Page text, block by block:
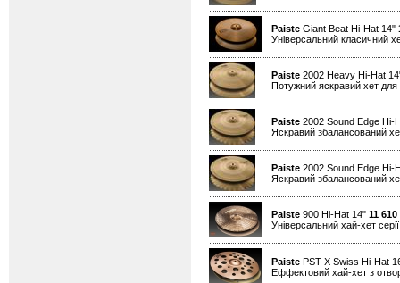
Paiste Giant Beat Hi-Hat 14"
Універсальний класичний
Paiste 2002 Heavy Hi-Hat
Потужний яскравий хет для
Paiste 2002 Sound Edge Hi-
Яскравий збалансований
Paiste 2002 Sound Edge Hi-
Яскравий збалансований
Paiste 900 Hi-Hat 14" 11 610
Універсальний хай-хет
Paiste PST X Swiss Hi-Hat
Еффектовий хай-хет з